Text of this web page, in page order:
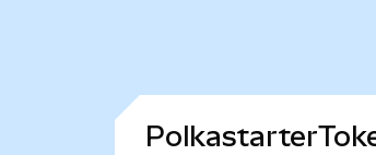
PolkastarterToken